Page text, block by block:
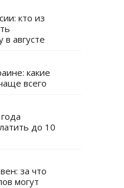
кто из
августе
какие
всего
до 10
за что
могут